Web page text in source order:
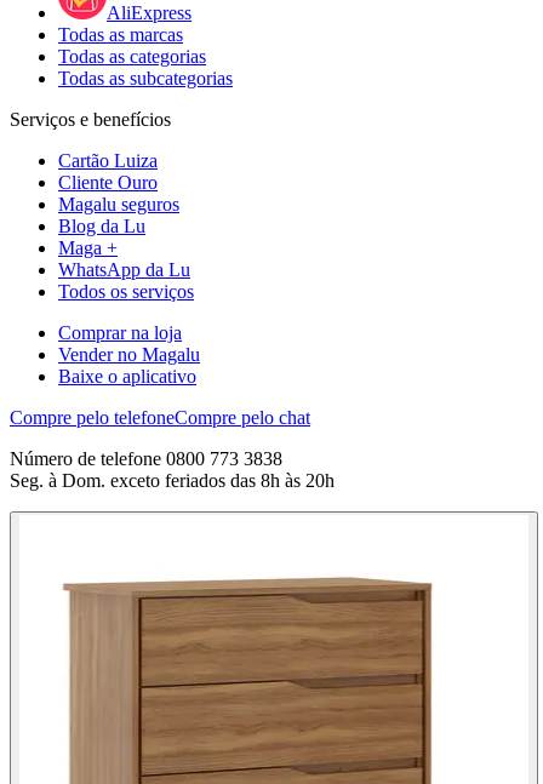
AliExpress
Todas as marcas
Todas as categorias
Todas as subcategorias
Serviços e benefícios
Cartão Luiza
Cliente Ouro
Magalu seguros
Blog da Lu
Maga +
WhatsApp da Lu
Todos os serviços
Comprar na loja
Vender no Magalu
Baixe o aplicativo
Compre pelo telefoneCompre pelo chat
Número de telefone 0800 773 3838
Seg. à Dom. exceto feriados das 8h às 20h